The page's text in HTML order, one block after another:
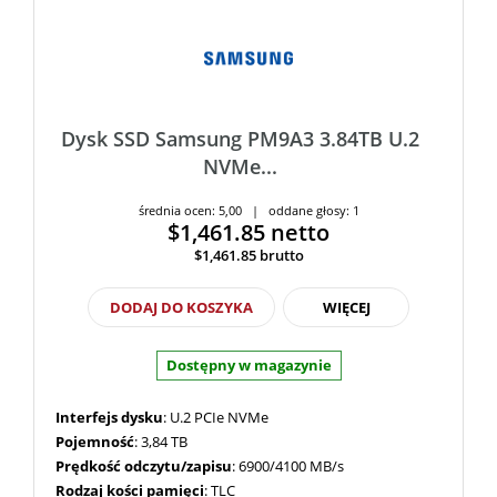
3470/3200 MB/s
3470/3300 MB/s(1)
5000/1400 Mb/s(1)
5500/4000 MB/s(2)
5800/1300 MB/s(1)
6200/4000 MB/s(3)
6500/1500 Mb/s
6700/4000 Mb/s(1)
Dysk SSD Samsung PM9A3 3.84TB U.2
NVMe...
średnia ocen: 5,00 | oddane głosy: 1
$1,461.85 netto
$1,461.85 brutto
DODAJ DO KOSZYKA WIĘCEJ
Dostępny w magazynie
Interfejs dysku: U.2 PCIe NVMe
Pojemność: 3,84 TB
Prędkość odczytu/zapisu: 6900/4100 MB/s
Rodzaj kości pamięci: TLC